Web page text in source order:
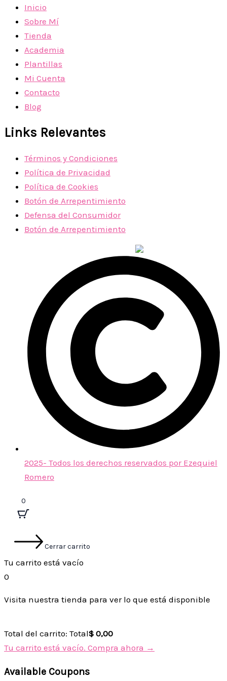
Inicio
Sobre Mí
Tienda
Academia
Plantillas
Mi Cuenta
Contacto
Blog
Links Relevantes
Términos y Condiciones
Política de Privacidad
Política de Cookies
Botón de Arrepentimiento
Defensa del Consumidor
Botón de Arrepentimiento
2025- Todos los derechos reservados por Ezequiel
Romero
0
Cerrar carrito
Tu carrito está vacío
0
Visita nuestra tienda para ver lo que está disponible
Total del carrito: Total$ 0,00
Tu carrito está vacío. Compra ahora →
Available Coupons